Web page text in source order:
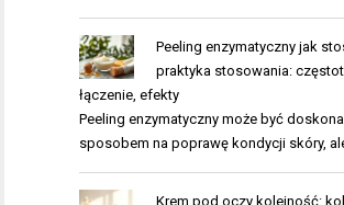
Peeling enzymatyczny jak
praktyka stosowania:
łączenie, efekty
Peeling enzymatyczny może być
sposobem na poprawę kondycji skóry,
Krem pod oczy kolejność: